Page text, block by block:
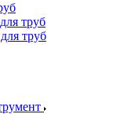
труб
труб